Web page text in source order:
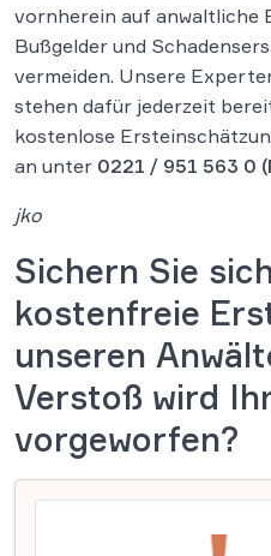
vornherein auf anwaltliche
Bußgelder und
vermeiden. Unsere
stehen dafür jederzeit
kostenlose
an unter 0221 / 951 563 0
jko
Sichern Sie
kostenfreie
unseren
Verstoß wird
vorgeworfen?